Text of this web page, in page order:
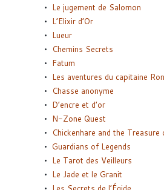
Le jugement de Salomon
L’Elixir d’Or
Lueur
Chemins Secrets
Fatum
Les aventures du capitaine
Chasse anonyme
D’encre et d’or
N-Zone Quest
Chickenhare and the
Guardians of Legends
Le Tarot des Veilleurs
Le Jade et le Granit